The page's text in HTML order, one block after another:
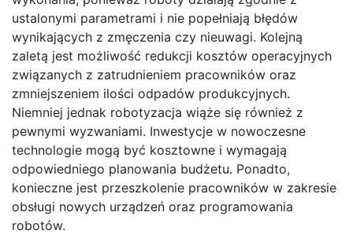
ustalonymi parametrami i nie popełniają błędów
wynikających z zmęczenia czy nieuwagi. Kolejną
zaletą jest możliwość redukcji kosztów operacyjnych
związanych z zatrudnieniem pracowników oraz
zmniejszeniem ilości odpadów produkcyjnych.
Niemniej jednak robotyzacja wiąże się również z
pewnymi wyzwaniami. Inwestycje w nowoczesne
technologie mogą być kosztowne i wymagają
odpowiedniego planowania budżetu. Ponadto,
konieczne jest przeszkolenie pracowników w zakresie
obsługi nowych urządzeń oraz programowania
robotów.